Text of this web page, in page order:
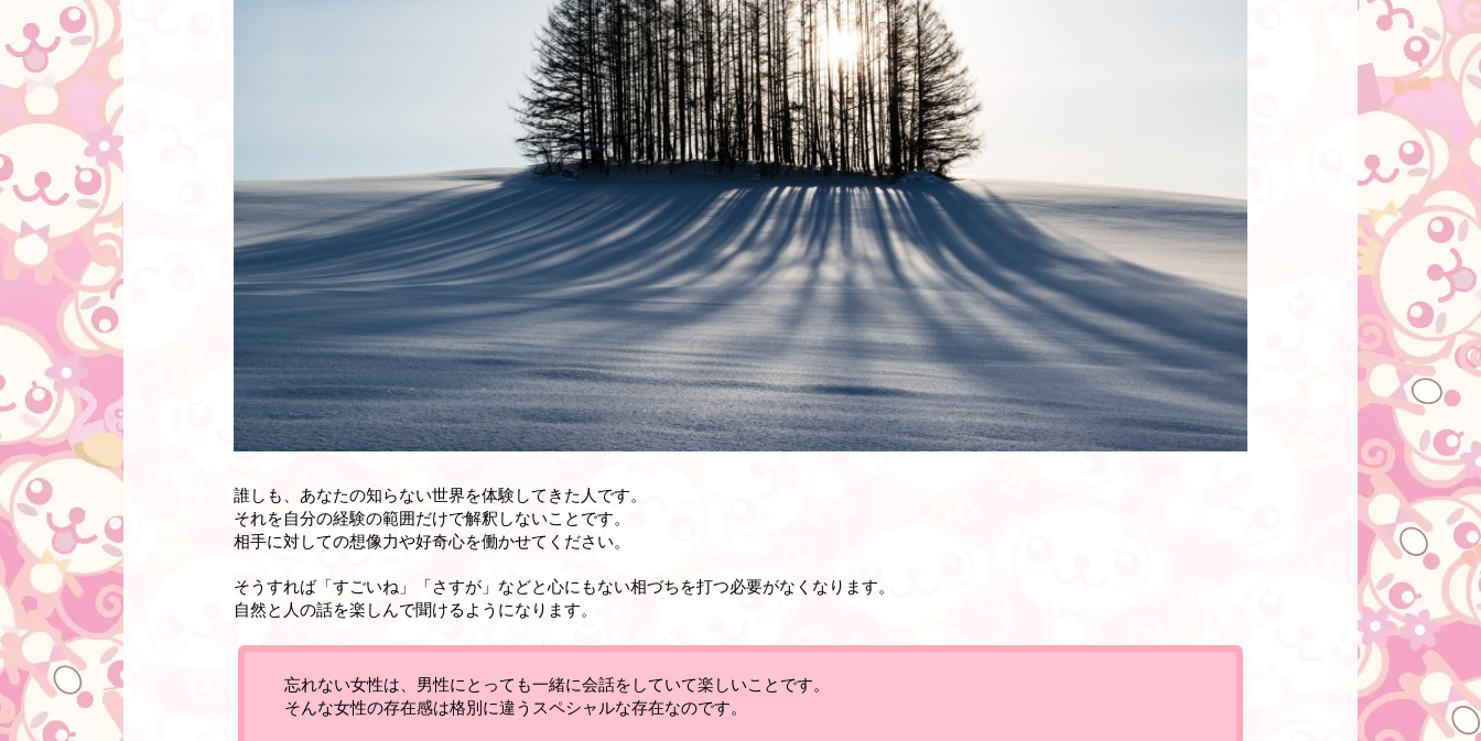
誰しも、あなたの知らない世界を体験してきた人です。
それを自分の経験の範囲だけで解釈しないことです。
相手に対しての想像力や好奇心を働かせてください。
そうすれば「すごいね」「さすが」などと心にもない相づちを打つ必要がなくなります。
自然と人の話を楽しんで聞けるようになります。
忘れない女性は、男性にとっても一緒に会話をしていて楽しいことです。
そんな女性の存在感は格別に違うスペシャルな存在なのです。